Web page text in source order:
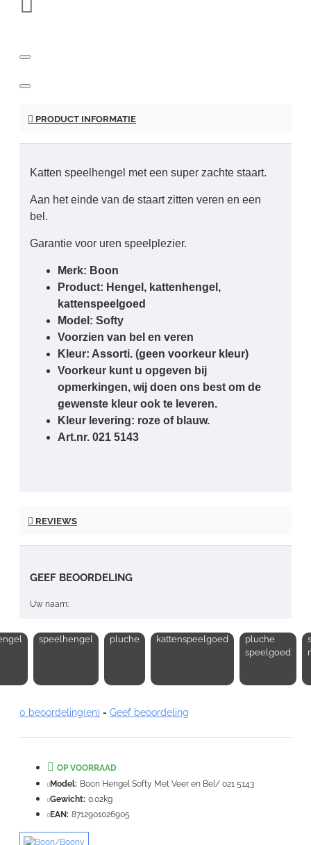
PRODUCT INFORMATIE
Katten speelhengel met een super zachte staart.
Aan het einde van de staart zitten veren en een
bel.
Garantie voor uren speelplezier.
Merk: Boon
Product: Hengel, kattenhengel,
kattenspeelgoed
Model: Softy
Voorzien van bel en veren
Kleur: Assorti. (geen voorkeur kleur)
Voorkeur kunt u opgeven bij
opmerkingen, wij doen ons best om de
gewenste kleur ook te leveren.
Kleur levering: roze of blauw.
Art.nr. 021 5143
REVIEWS
GEEF BEOORDELING
Uw naam:
Opmerking:
Note:HTML-code wordt niet vertaald!
Slecht
VERDER
speelhengel pluche kattenspeelgoed
pluche
speelgoed
0 beoordeling(en) - Geef beoordeling
OP VOORRAAD
Model: Boon Hengel Softy Met Veer en Bel/ 021 5143
Gewicht: 0.02kg
EAN: 8712901026905